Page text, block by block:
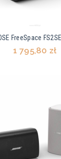
FreeSpace
1 795,80 zł